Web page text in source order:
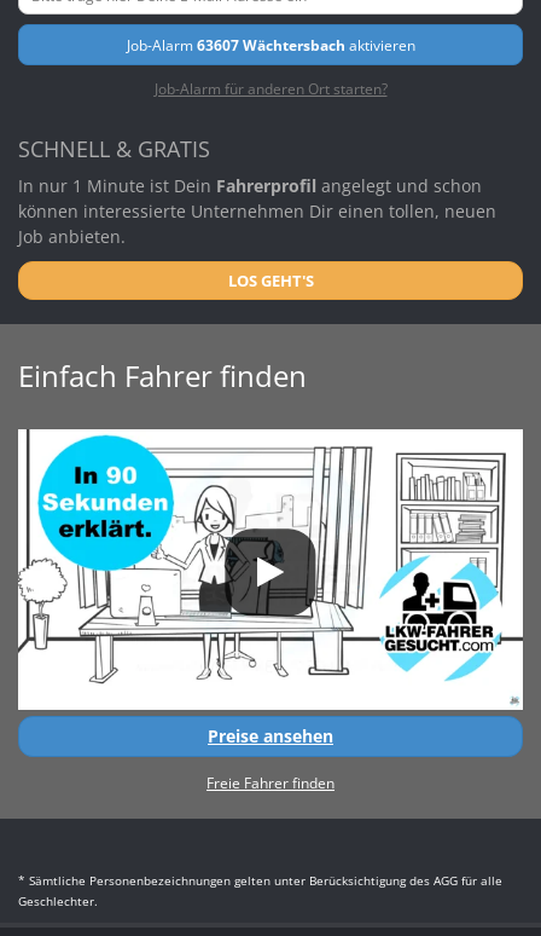
Job-Alarm63607 Wächtersbach aktivieren
Job-Alarm für anderen Ort starten?
SCHNELL & GRATIS
In nur 1 Minute ist Dein Fahrerprofil angelegt und schon
können interessierte Unternehmen Dir einen tollen, neuen
Job anbieten.
LOS GEHT'S
Einfach Fahrer finden
Preise ansehen
Freie Fahrer finden
* Sämtliche Personenbezeichnungen gelten unter Berücksichtigung des AGG für alle
Geschlechter.